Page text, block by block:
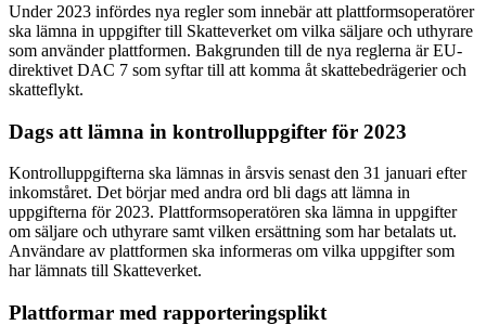
Under 2023 infördes nya regler som innebär att plattformsoperatörer
ska lämna in uppgifter till Skatteverket om vilka säljare och uthyrare
som använder plattformen. Bakgrunden till de nya reglerna är EU-
direktivet DAC 7 som syftar till att komma åt skattebedrägerier och
skatteflykt.
Dags att lämna in kontrolluppgifter för 2023
Kontrolluppgifterna ska lämnas in årsvis senast den 31 januari efter
inkomståret. Det börjar med andra ord bli dags att lämna in
uppgifterna för 2023. Plattformsoperatören ska lämna in uppgifter
om säljare och uthyrare samt vilken ersättning som har betalats ut.
Användare av plattformen ska informeras om vilka uppgifter som
har lämnats till Skatteverket.
Plattformar med rapporteringsplikt